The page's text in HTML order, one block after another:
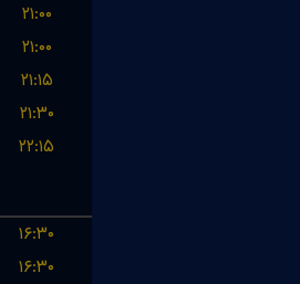
۲۱:۰۰
۲۱:۰۰
۲۱:۱۵
۲۱:۳۰
۲۲:۱۵
۱۶:۳۰
۱۶:۳۰